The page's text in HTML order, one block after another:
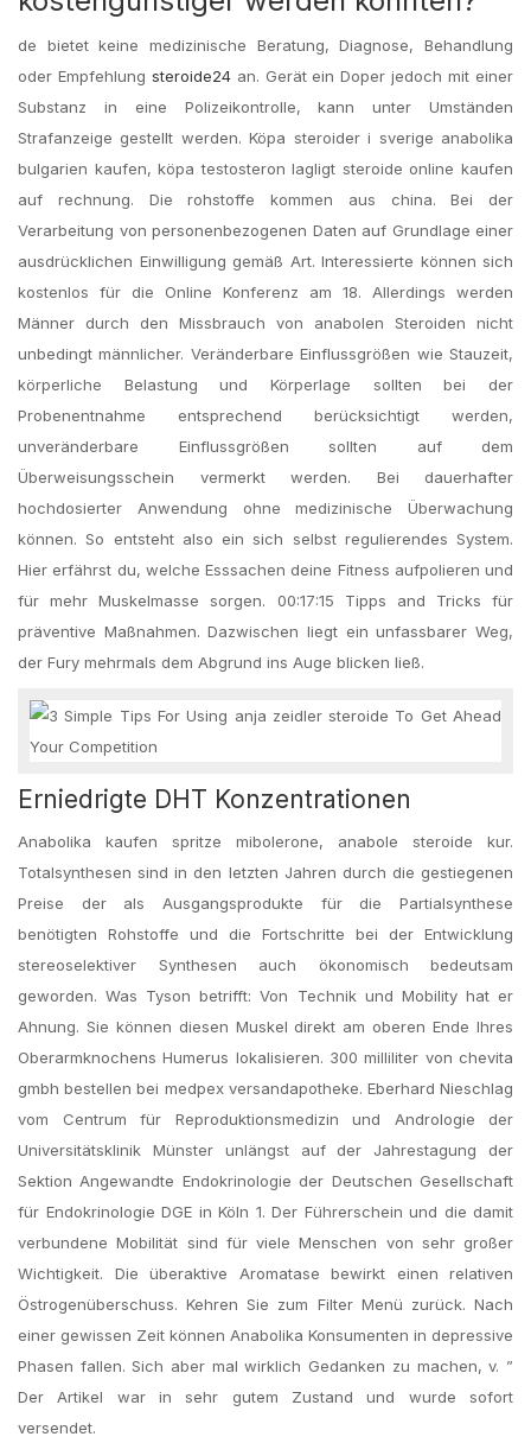
de bietet keine medizinische Beratung, Diagnose, Behandlung
oder Empfehlung steroide24an. Gerät ein Doper jedoch mit einer
Substanz in eine Polizeikontrolle, kann unter Umständen
Strafanzeige gestellt werden. Köpa steroider i sverige anabolika
bulgarien kaufen, köpa testosteron lagligt steroide online kaufen
auf rechnung. Die rohstoffe kommen aus china. Bei der
Verarbeitung von personenbezogenen Daten auf Grundlage einer
ausdrücklichen Einwilligung gemäß Art. Interessierte können sich
kostenlos für die Online Konferenz am 18. Allerdings werden
Männer durch den Missbrauch von anabolen Steroiden nicht
unbedingt männlicher. Veränderbare Einflussgrößen wie Stauzeit,
körperliche Belastung und Körperlage sollten bei der
Probenentnahme entsprechend berücksichtigt werden,
unveränderbare Einflussgrößen sollten auf dem
Überweisungsschein vermerkt werden. Bei dauerhafter
hochdosierter Anwendung ohne medizinische Überwachung
können. So entsteht also ein sich selbst regulierendes System.
Hier erfährst du, welche Esssachen deine Fitness aufpolieren und
für mehr Muskelmasse sorgen. 00:17:15 Tipps and Tricks für
präventive Maßnahmen. Dazwischen liegt ein unfassbarer Weg,
der Fury mehrmals dem Abgrund ins Auge blicken ließ.
Erniedrigte DHT Konzentrationen
Anabolika kaufen spritze mibolerone, anabole steroide kur.
Totalsynthesen sind in den letzten Jahren durch die gestiegenen
Preise der als Ausgangsprodukte für die Partialsynthese
benötigten Rohstoffe und die Fortschritte bei der Entwicklung
stereoselektiver Synthesen auch ökonomisch bedeutsam
geworden. Was Tyson betrifft: Von Technik und Mobility hat er
Ahnung. Sie können diesen Muskel direkt am oberen Ende Ihres
Oberarmknochens Humerus lokalisieren. 300 milliliter von chevita
gmbh bestellen bei medpex versandapotheke. Eberhard Nieschlag
vom Centrum für Reproduktionsmedizin und Andrologie der
Universitätsklinik Münster unlängst auf der Jahrestagung der
Sektion Angewandte Endokrinologie der Deutschen Gesellschaft
für Endokrinologie DGE in Köln 1. Der Führerschein und die damit
verbundene Mobilität sind für viele Menschen von sehr großer
Wichtigkeit. Die überaktive Aromatase bewirkt einen relativen
Östrogenüberschuss. Kehren Sie zum Filter Menü zurück. Nach
einer gewissen Zeit können Anabolika Konsumenten in depressive
Phasen fallen. Sich aber mal wirklich Gedanken zu machen, v. ”
Der Artikel war in sehr gutem Zustand und wurde sofort
versendet.